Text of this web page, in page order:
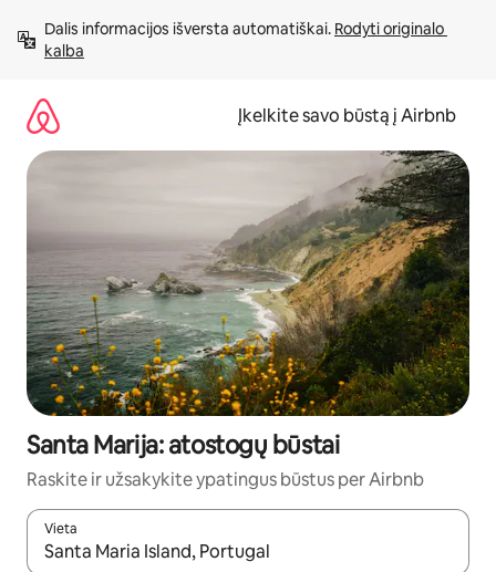
prie
turinio
Dalis informacijos išversta automatiškai. Rodyti originalo
kalba
Įkelkite savo būstą į Airbnb
Santa Marija: atostogų būstai
Raskite ir užsakykite ypatingus būstus per Airbnb
Vieta
Kai pasirodys paieškos rezultatai, juos naršyti galite